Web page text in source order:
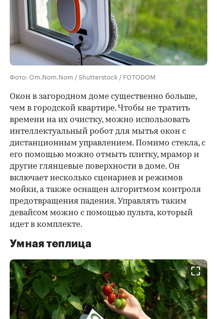
Фото: Om.Nom.Nom / Shutterstock / FOTODOM
Окон в загородном доме существенно больше,
чем в городской квартире. Чтобы не тратить
времени на их очистку, можно использовать
интеллектуальный робот для мытья окон с
дистанционным управлением. Помимо стекла, с
его помощью можно отмыть плитку, мрамор и
другие глянцевые поверхности в доме. Он
включает несколько сценариев и режимов
мойки, а также оснащен алгоритмом контроля
предотвращения падения. Управлять таким
девайсом можно с помощью пульта, который
идет в комплекте.
Умная теплица